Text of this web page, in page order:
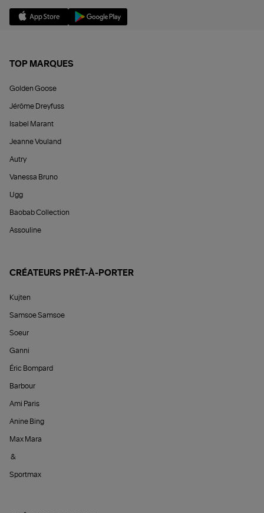
TOP MARQUES
Golden Goose
Jérôme Dreyfuss
Isabel Marant
Jeanne Vouland
Autry
Vanessa Bruno
Ugg
Baobab Collection
Assouline
CRÉATEURS PRÊT-À-PORTER
Kujten
Samsoe Samsoe
Soeur
Ganni
Éric Bompard
Barbour
Ami Paris
Anine Bing
Max Mara
&
Sportmax